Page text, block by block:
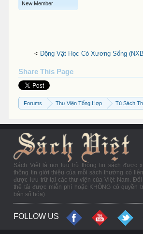
New Member
< Động Vật Học Có Xương Sống
Share This Page
Forums Thư Viện Tổng Hợp Tủ Sách
Sách Việt là nơi lưu trữ thông tin sách được
thông tin giới thiệu của mỗi sách thường có
được lưu trữ tại các thư viện của Việt Nam.
thể tải được miễn phí hoặc KHÔNG có quyền
bản số hóa).
FOLLOW US